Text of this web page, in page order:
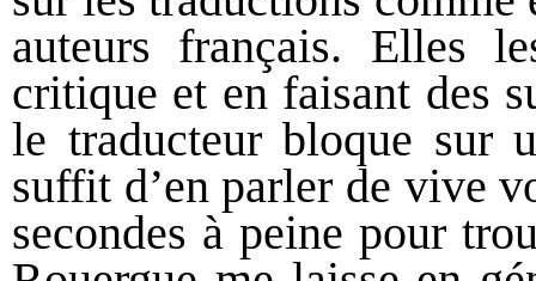
auteurs français. Elles
critique et en faisant des
le traducteur bloque sur
suffit d’en parler de vive
secondes à peine pour